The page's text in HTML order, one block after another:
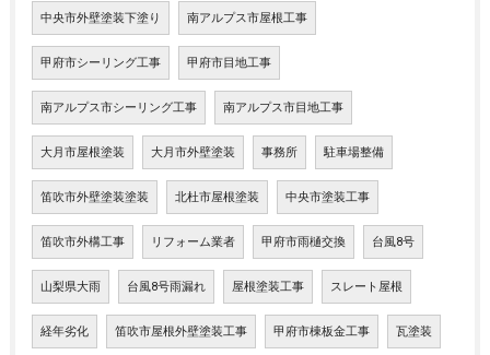
中央市外壁塗装下塗り 南アルプス市屋根工事
甲府市シーリング工事 甲府市目地工事
南アルプス市シーリング工事 南アルプス市目地工事
大月市屋根塗装 大月市外壁塗装 事務所 駐車場整備
笛吹市外壁塗装塗装 北杜市屋根塗装 中央市塗装工事
笛吹市外構工事 リフォーム業者 甲府市雨樋交換 台風8号
山梨県大雨 台風8号雨漏れ 屋根塗装工事 スレート屋根
経年劣化 笛吹市屋根外壁塗装工事 甲府市棟板金工事 瓦塗装